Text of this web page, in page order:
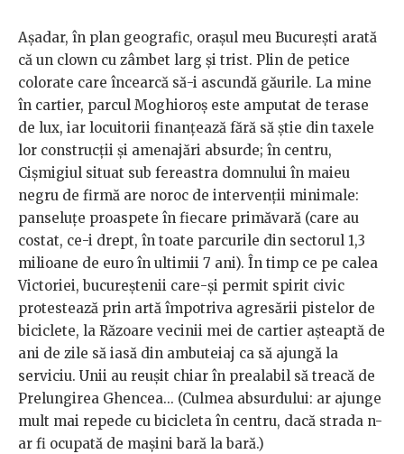
Aşadar, în plan geografic, oraşul meu Bucureşti arată
că un clown cu zâmbet larg şi trist. Plin de petice
colorate care încearcă să-i ascundă găurile. La mine
în cartier, parcul Moghioroş este amputat de terase
de lux, iar locuitorii finanţează fără să ştie din taxele
lor construcţii şi amenajări absurde; în centru,
Cişmigiul situat sub fereastra domnului în maieu
negru de firmă are noroc de intervenţii minimale:
panseluţe proaspete în fiecare primăvară (care au
costat, ce-i drept, în toate parcurile din sectorul 1,3
milioane de euro în ultimii 7 ani). În timp ce pe calea
Victoriei, bucureştenii care-şi permit spirit civic
protestează prin artă împotriva agresării pistelor de
biciclete, la Răzoare vecinii mei de cartier aşteaptă de
ani de zile să iasă din ambuteiaj ca să ajungă la
serviciu. Unii au reuşit chiar în prealabil să treacă de
Prelungirea Ghencea... (Culmea absurdului: ar ajunge
mult mai repede cu bicicleta în centru, dacă strada n-
ar fi ocupată de maşini bară la bară.)